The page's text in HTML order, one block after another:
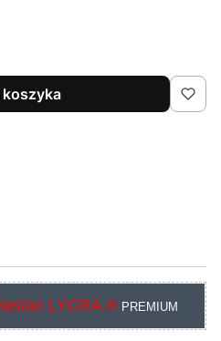
LYCRA ® PREMIUM